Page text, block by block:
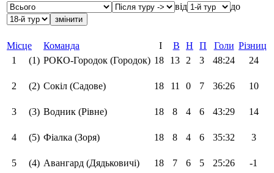
від
до
Місце Команда І В Н П Голи Різниця
1
(1) РОКО-Городок (Городок) 18 13 2 3 48:24 24
2 (2) Сокіл (Садове) 18 11 0 7 36:26 10
3 (3) Водник (Рівне) 18 8 4 6 43:29 14
4 (5) Фіалка (Зоря) 18 8 4 6 35:32 3
5 (4) Авангард (Дядьковичі) 18 7 6 5 25:26 -1